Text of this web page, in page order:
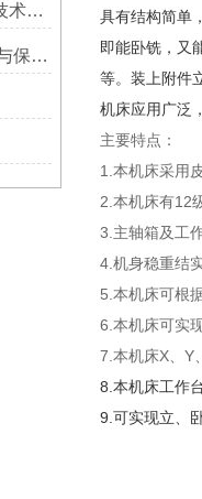
五轴加工中心的工作原理及技术优势
ck6130卧式数控车床的维护与保养策略
具有结构简单
即能卧铣，又
等。装上附件
机床应用广泛
主要特点：
1.本机床采用
2.本机床有12
3.主轴箱及工
4.机身稳重结
5.本机床可根
6.本机床可实
7.本机床X、Y
8.本机床工作
9.可实现立、